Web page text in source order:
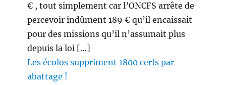
€ , tout simplement car l’ONCFS arrête de
percevoir indûment 189 € qu’il encaissait
pour des missions qu’il n’assumait plus
depuis la loi […]
Les écolos suppriment 1800 cerfs par
abattage !